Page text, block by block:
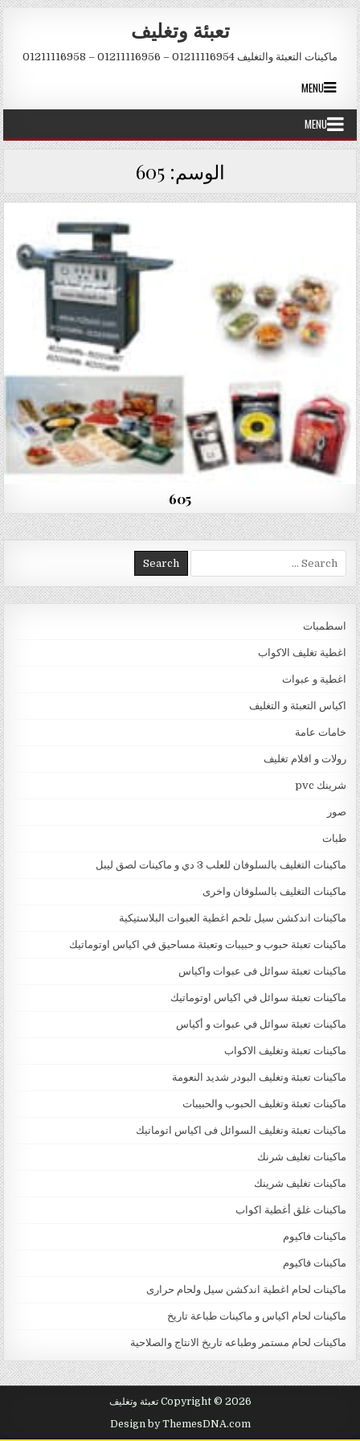
Skip to content
تعبئة وتغليف
ماكينات التعبئة والتغليف 01211116954 – 01211116956 – 01211116958
MENU
MENU
الوسم:605
605
Search for:
اسطمبات
اغطية تغليف الاكواب
اغطية و عبوات
اكياس التعبئة و التغليف
خامات عامة
رولات و افلام تغليف
شرينك pvc
صور
طبات
ماكينات التغليف بالسلوفان للعلب 3 دي و ماكينات لصق ليبل
ماكينات التغليف بالسلوفان واخرى
ماكينات اندكشن سيل تلحم اغطية العبوات البلاستيكية
ماكينات تعبئة حبوب و حبيبات وتعبئة مساحيق في اكياس اوتوماتيك
ماكينات تعبئة سوائل فى عبوات واكياس
ماكينات تعبئة سوائل في اكياس اوتوماتيك
ماكينات تعبئة سوائل في عبوات و أكياس
ماكينات تعبئة وتغليف الاكواب
ماكينات تعبئة وتغليف البودر شديد النعومة
ماكينات تعبئة وتغليف الحبوب والحبيبات
ماكينات تعبئة وتغليف السوائل فى اكياس اتوماتيك
ماكينات تغليف شرنك
ماكينات تغليف شرينك
ماكينات غلق أغطية اكواب
ماكينات فاكيوم
ماكينات فاكيوم
ماكينات لحام اغطية اندكشن سيل ولحام حرارى
ماكينات لحام اكياس و ماكينات طباعة تاريخ
ماكينات لحام مستمر وطباعه تاريخ الانتاج والصلاحية
Copyright © 2026 تعبئة وتغليف
Design by ThemesDNA.com